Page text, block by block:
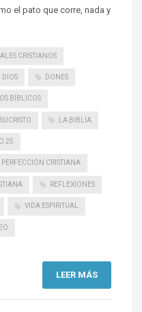
el pato que corre, nada y
CRISTIANOS
DIOS DONES
BÍBLICOS
LA BIBLIA
25
PERFECCIÓN CRISTIANA
REFLEXIONES
VIDA ESPIRITUAL
LEER MÁS